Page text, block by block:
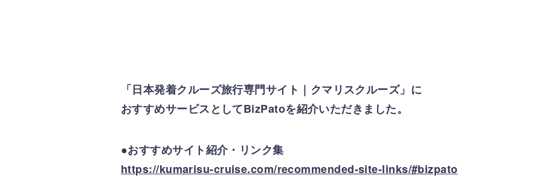
「日本発着クルーズ旅行専門サイト｜クマリスクルーズ」に
おすすめサービスとしてBizPatoを紹介いただきました。
●おすすめサイト紹介・リンク集
https://kumarisu-cruise.com/recommended-site-links/#bizpato